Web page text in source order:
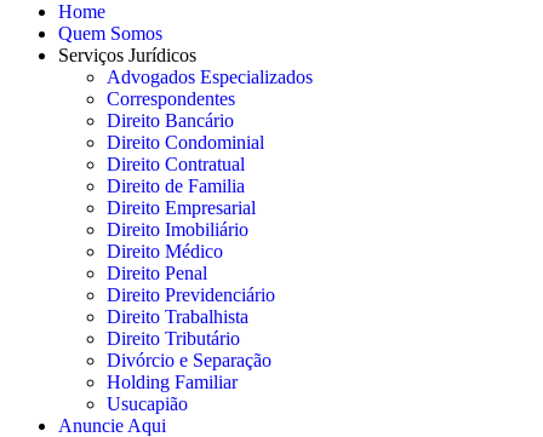
Home
Quem Somos
Serviços Jurídicos
Advogados Especializados
Correspondentes
Direito Bancário
Direito Condominial
Direito Contratual
Direito de Familia
Direito Empresarial
Direito Imobiliário
Direito Médico
Direito Penal
Direito Previdenciário
Direito Trabalhista
Direito Tributário
Divórcio e Separação
Holding Familiar
Usucapião
Anuncie Aqui